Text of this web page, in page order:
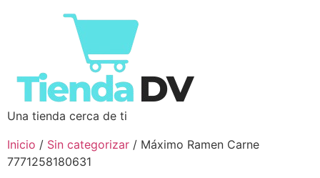
Una tienda cerca de ti
Inicio / Sin categorizar / Máximo Ramen Carne
7771258180631